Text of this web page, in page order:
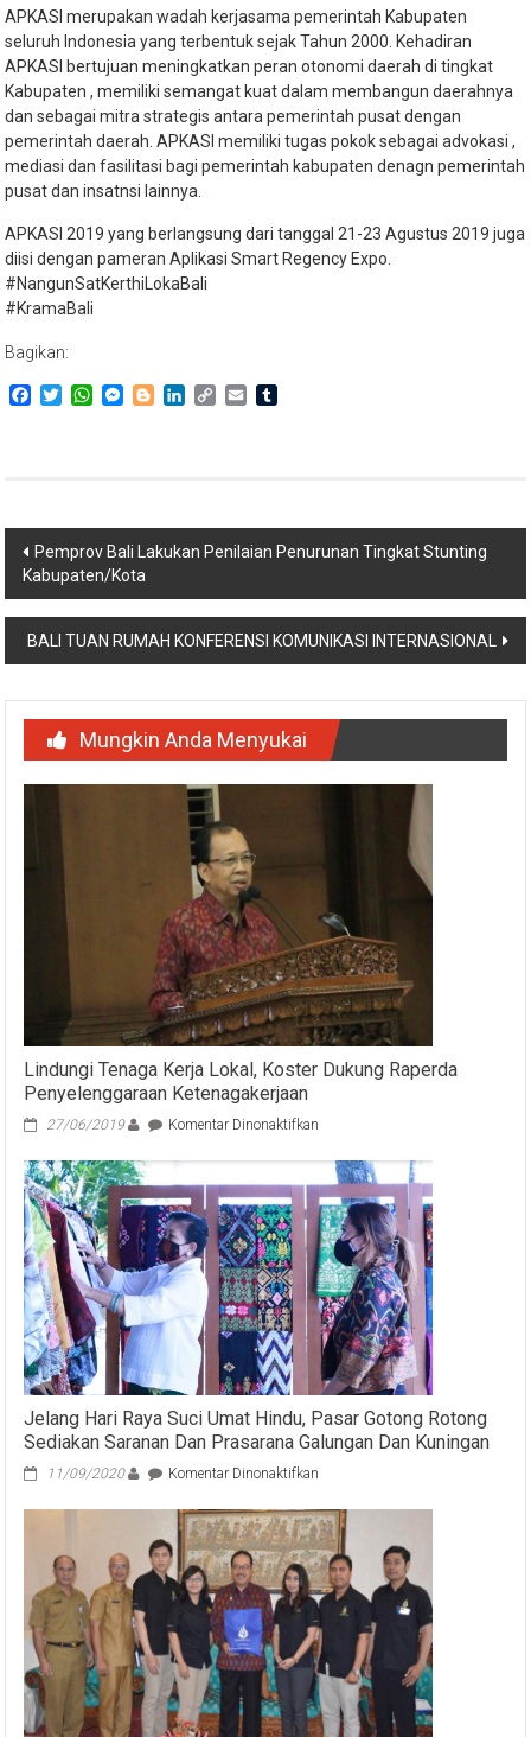
APKASI merupakan wadah kerjasama pemerintah Kabupaten
seluruh Indonesia yang terbentuk sejak Tahun 2000. Kehadiran
APKASI bertujuan meningkatkan peran otonomi daerah di tingkat
Kabupaten , memiliki semangat kuat dalam membangun daerahnya
dan sebagai mitra strategis antara pemerintah pusat dengan
pemerintah daerah. APKASI memiliki tugas pokok sebagai advokasi ,
mediasi dan fasilitasi bagi pemerintah kabupaten denagn pemerintah
pusat dan insatnsi lainnya.
APKASI 2019 yang berlangsung dari tanggal 21-23 Agustus 2019 juga
diisi dengan pameran Aplikasi Smart Regency Expo.
#NangunSatKerthiLokaBali
#KramaBali
Bagikan:
Facebook
TwitterWhatsApp
Messenger
BloggerLinkedIn
Copy Email
Navigasi
pos
Pemprov Bali Lakukan Penilaian Penurunan Tingkat Stunting
Kabupaten/Kota
BALI TUAN RUMAH KONFERENSI KOMUNIKASI INTERNASIONAL
Mungkin Anda Menyukai
Lindungi Tenaga Kerja Lokal, Koster Dukung Raperda
Penyelenggaraan Ketenagakerjaan
27/06/2019 Komentar Dinonaktifkan
Tenaga
Kerja
Lokal,
Koster
Dukung
Raperda
Penyelenggaraan
Ketenagakerjaan
Jelang Hari Raya Suci Umat Hindu, Pasar Gotong Rotong
Sediakan Saranan Dan Prasarana Galungan Dan Kuningan
11/09/2020 Komentar Dinonaktifkan
Hari
Raya
Suci
Umat
Hindu,
Pasar
Gotong
Rotong
Sediakan
Saranan
Dan